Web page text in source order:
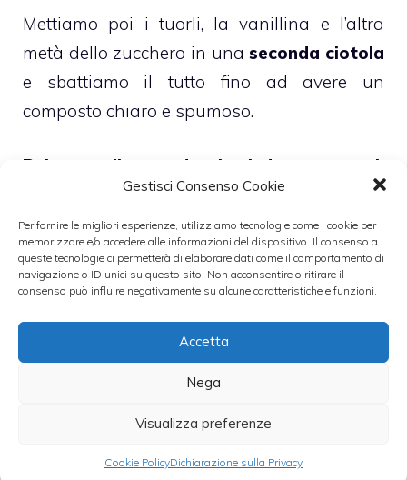
Gestisci Consenso Cookie
Per fornire le migliori esperienze, utilizziamo tecnologie come i cookie per
memorizzare e/o accedere alle informazioni del dispositivo. Il consenso a
queste tecnologie ci permetterà di elaborare dati come il comportamento di
navigazione o ID unici su questo sito. Non acconsentire o ritirare il
consenso può influire negativamente su alcune caratteristiche e funzioni.
Accetta
Nega
Visualizza preferenze
Cookie PolicyDichiarazione sulla Privacy
Mettiamo poi i tuorli, la vanillina e l’altra
metà dello zucchero in unaseconda ciotola
e sbattiamo il tutto fino ad avere un
composto chiaro e spumoso.
Poi procediamo ad unire i due composti,
fino ad ottenere una crema liscia e
omogenea.
Leggi anche:
Ricette classiche,
nonna